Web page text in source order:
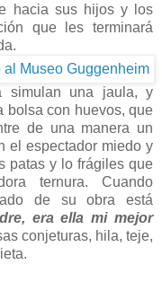
hacia sus hijos y los
que les terminará
simulan una jaula, y
bolsa con huevos, que
de una manera un
el espectador miedo y
patas y lo frágiles que
ternura. Cuando
de su obra está
era ella mi mejor
conjeturas, hila, teje,